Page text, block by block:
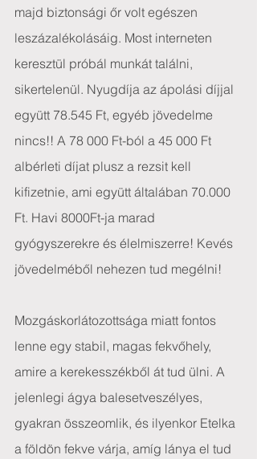
majd biztonsági őr volt egészen
leszázalékolásáig. Most interneten
keresztül próbál munkát találni,
sikertelenül. Nyugdíja az ápolási díjjal
együtt 78.545 Ft, egyéb jövedelme
nincs!! A 78 000 Ft-ból a 45 000 Ft
albérleti díjat plusz a rezsit kell
kifizetnie, ami együtt általában 70.000
Ft. Havi 8000Ft-ja marad
gyógyszerekre és élelmiszerre! Kevés
jövedelméből nehezen tud megélni!
Mozgáskorlátozottsága miatt fontos
lenne egy stabil, magas fekvőhely,
amire a kerekesszékből át tud ülni. A
jelenlegi ágya balesetveszélyes,
gyakran összeomlik, és ilyenkor Etelka
a földön fekve várja, amíg lánya el tud